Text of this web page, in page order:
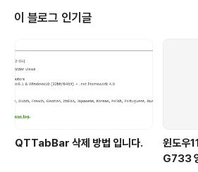
다......;;; 쏘나타 차량이 어딜 가서 직접 박은건 아니지
에 처벌을 받아야 한다고 하더군요! 더불어 운전면허
이 블로그 인기글
QTTabBar 삭제 방법 입니다.
윈도우
G733